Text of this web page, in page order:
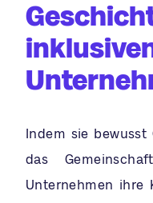
Indem sie
das
Unternehmen ihre